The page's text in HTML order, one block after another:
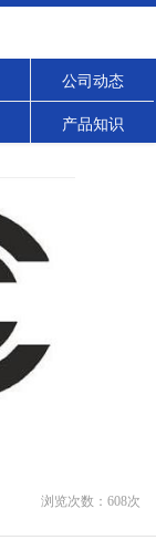
公司动态
产品知识
浏览次数： 608次